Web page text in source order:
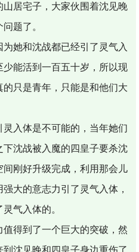
居宅子，大家伙围着沈见晚
题了。
她和沈战都已经引了灵气入
能活到一百五十岁，所以现
只是青年，只能是和他们大
入体是不可能的，当年她们
沈战被入魔的四皇子要杀沈
刚好升级完成，利用那会儿
大的意志力引了灵气入体，
气入体的。
得到了一个巨大的突破，然
沈见晚和四皇子身边重伤了